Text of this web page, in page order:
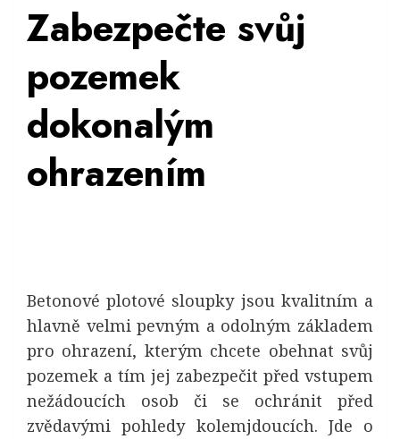
Zabezpečte svůj
pozemek
dokonalým
ohrazením
Betonové plotové sloupkyjsou kvalitním a
hlavně velmi pevným a odolným základem
pro ohrazení, kterým chcete obehnat svůj
pozemek a tím jej zabezpečit před vstupem
nežádoucích osob či se ochránit před
zvědavými pohledy kolemjdoucích. Jde o